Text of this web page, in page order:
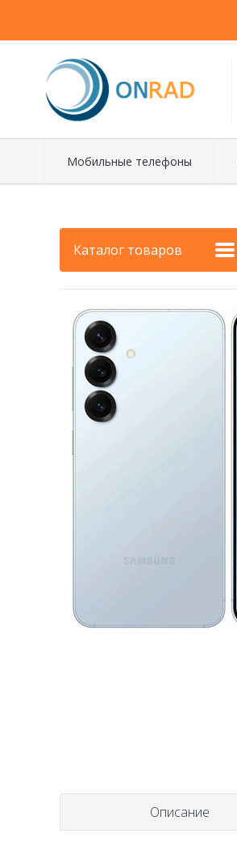
Мобильные телефоны
Каталог товаров
Описание